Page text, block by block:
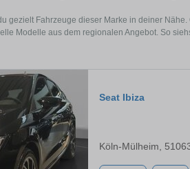
gezielt Fahrzeuge dieser Marke in deiner
Modelle aus dem regionalen Angebot. So
Seat Ibiza
Köln-Mülheim,